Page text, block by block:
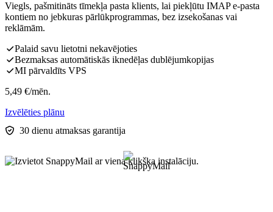
Viegls, pašmitināts tīmekļa pasta klients, lai piekļūtu IMAP e-pasta
kontiem no jebkuras pārlūkprogrammas, bez izsekošanas vai
reklāmām.
Palaid savu lietotni nekavējoties
Bezmaksas automātiskās iknedēļas dublējumkopijas
MI pārvaldīts VPS
5,49 €/mēn.
Izvēlēties plānu
30 dienu atmaksas garantija